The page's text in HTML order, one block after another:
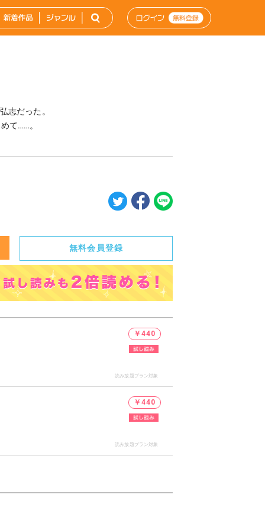
志だった。
て……。
無料会員登録
￥440
読み放題プラン対象
￥440
読み放題プラン対象